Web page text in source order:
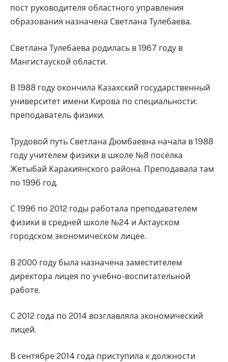
пост руководителя областного управления
образования назначена Светлана Тулебаева.
Светлана Тулебаева родилась в 1967 году в
Мангистауской области.
В 1988 году окончила Казахский государственный
университет имени Кирова по специальности:
преподаватель физики.
Трудовой путь Светлана Дюмбаевна начала в 1988
году учителем физики в школе №8 посёлка
Жетыбай Каракиянского района. Преподавала там
по 1996 год.
С 1996 по 2012 годы работала преподавателем
физики в средней школе №24 и Актауском
городском экономическом лицее.
В 2000 году была назначена заместителем
директора лицея по учебно-воспитательной
работе.
С 2012 года по 2014 возглавляла экономический
лицей.
В сентябре 2014 года приступила к должности